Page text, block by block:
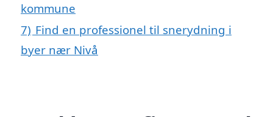
kommune
7) Find en professionel til snerydning i
byer nær Nivå